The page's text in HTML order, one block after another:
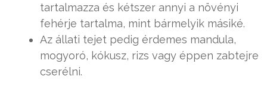
tartalmazza és kétszer annyi a növényi
fehérje tartalma, mint bármelyik másiké.
Az állati tejet pedig érdemes mandula,
mogyoró, kókusz, rizs vagy éppen zabtejre
cserélni.